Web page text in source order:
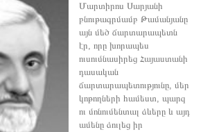
Մարտիրոս Սարյանի
բնութագրմամբ Թամանյանը
այն մեծ ճարտարապետն
էր, որը խորապես
ուսումնասիրեց Հայաստանի
դասական
ճարտարապետությունը, մեր
կոթողների համեստ, պարզ
ու մոնումենտալ ձևերը և այդ
ամենը ձուլեց իր